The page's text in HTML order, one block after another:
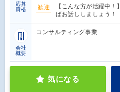
応募
資格
歓迎
【こんな方が活躍中
ばお話ししましょう！
会社
概要
コンサルティング事業
気になる